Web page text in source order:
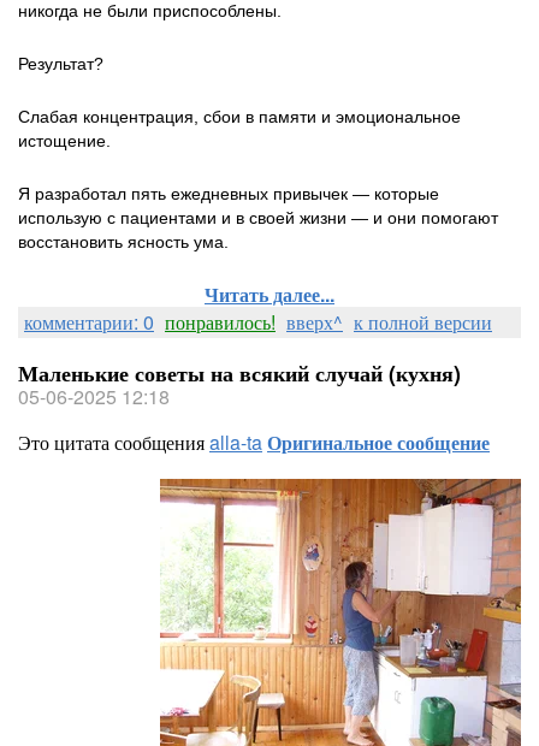
никогда не были приспособлены.
Результат?
Слабая концентрация, сбои в памяти и эмоциональное
истощение.
Я разработал пять ежедневных привычек — которые
использую с пациентами и в своей жизни — и они помогают
восстановить ясность ума.
Читать далее...
комментарии: 0 понравилось! вверх^ к полной версии
Маленькие советы на всякий случай (кухня)
05-06-2025 12:18
Это цитата сообщенияalla-taОригинальное сообщение